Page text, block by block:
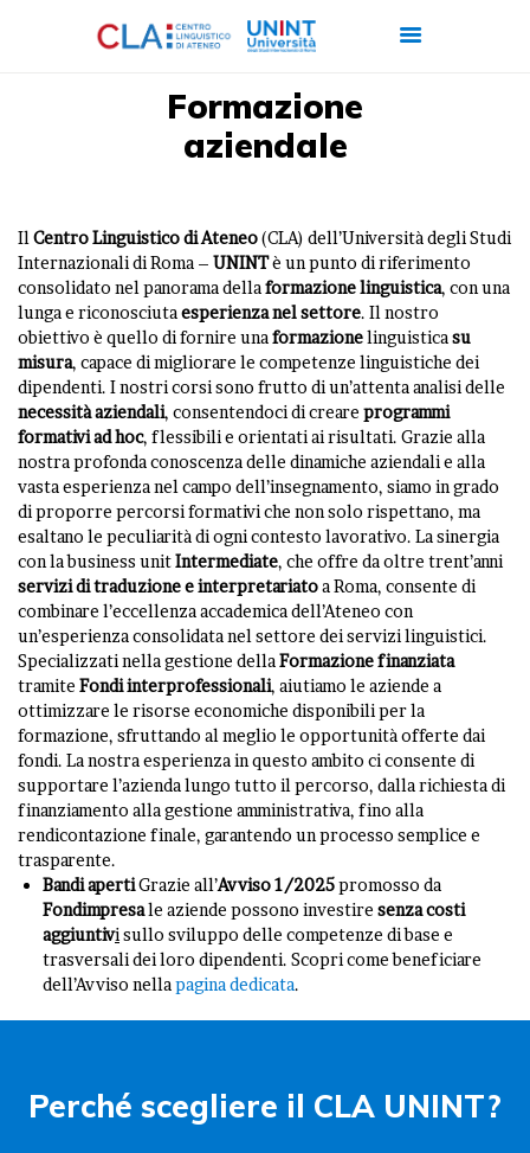
CHI SIAMO
CERTIFICAZIONI
ITALIANO PER
STRANIERI
FORMAZIONE
AZIENDALE
LAVORA CON NOI
Formazione
aziendale
Il Centro Linguistico di Ateneo(CLA) dell’Università degli Studi
Internazionali di Roma – UNINTè un punto di riferimento
consolidato nel panorama dellaformazione linguistica, con una
lunga e riconosciutaesperienza nel settore. Il nostro
obiettivo è quello di fornire unaformazionelinguisticasu
misura, capace di migliorare le competenze linguistiche dei
dipendenti. I nostri corsi sono frutto di un’attenta analisi delle
necessità aziendali, consentendoci di creare programmi
formativi ad hoc, flessibili e orientati ai risultati. Grazie alla
nostra profonda conoscenza delle dinamiche aziendali e alla
vasta esperienza nel campo dell’insegnamento, siamo in grado
di proporre percorsi formativi che non solo rispettano, ma
esaltano le peculiarità di ogni contesto lavorativo. La sinergia
con la business unitIntermediate, che offre da oltre trent’anni
servizi di traduzione e interpretariatoa Roma, consente di
combinare l’eccellenza accademica dell’Ateneo con
un’esperienza consolidata nel settore dei servizi linguistici.
Specializzati nella gestione dellaFormazione finanziata
tramite Fondi interprofessionali, aiutiamo le aziende a
ottimizzare le risorse economiche disponibili per la
formazione, sfruttando al meglio le opportunità offerte dai
fondi. La nostra esperienza in questo ambito ci consente di
supportare l’azienda lungo tutto il percorso, dalla richiesta di
finanziamento alla gestione amministrativa, fino alla
rendicontazione finale, garantendo un processo semplice e
trasparente.
Bandi apertiGrazie all’Avviso 1/2025promosso da
Fondimpresale aziende possono investire senza costi
aggiuntivisullo sviluppo delle competenze di base e
trasversali dei loro dipendenti. Scopri come beneficiare
dell’Avviso nellapagina dedicata.
Perché scegliere il CLA UNINT?